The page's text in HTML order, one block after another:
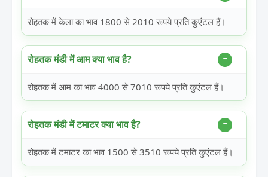
रोहतक में केला का भाव 1800 से 2010 रूपये प्रति कुएंटल हैं।
रोहतक मंडी में आम क्या भाव है?
रोहतक में आम का भाव 4000 से 7010 रूपये प्रति कुएंटल हैं।
रोहतक मंडी में टमाटर क्या भाव है?
रोहतक में टमाटर का भाव 1500 से 3510 रूपये प्रति कुएंटल हैं।